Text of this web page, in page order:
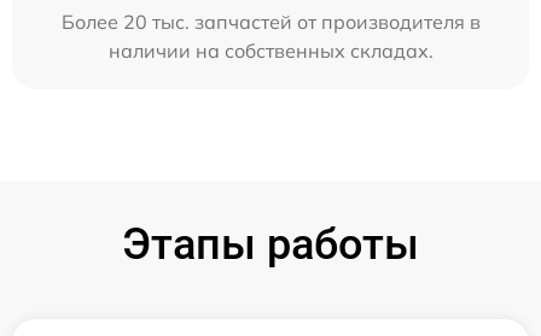
Более 20 тыс. запчастей от производителя в
наличии на собственных складах.
Этапы работы